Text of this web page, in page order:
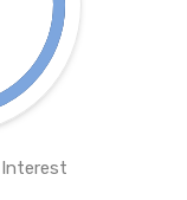
Interest